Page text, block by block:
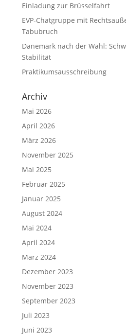
Einladung zur Brüsselfahrt
EVP-Chatgruppe mit
Tabubruch
Dänemark nach der Wahl:
Stabilität
Praktikumsausschreibung
Archiv
Mai 2026
April 2026
März 2026
November 2025
Mai 2025
Februar 2025
Januar 2025
August 2024
Mai 2024
April 2024
März 2024
Dezember 2023
November 2023
September 2023
Juli 2023
Juni 2023